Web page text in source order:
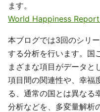
ます。
World Happiness
本ブログでは3回のシリ
する分析を行います。国
まざまな項目がデータと
項目間の関連性や、幸福
る、通常の国とは異なる
分析などを、多変量解析